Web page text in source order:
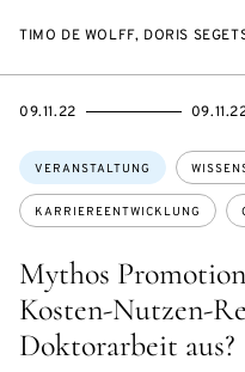
TIMO DE WOLFF, DORIS
Mythos
Kosten-Nutzen-
Doktorarbeit aus?
Themen:
VERANSTALTUNG
KARRIEREENTWICKLUNG
EVENTBEGINSON
09.11.22
EVENTENDSON